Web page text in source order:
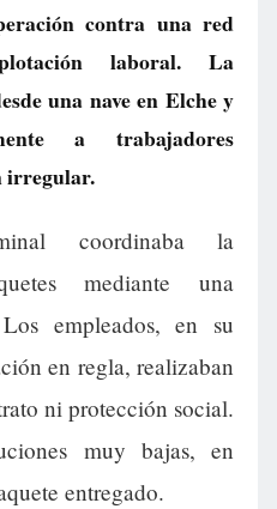
contra una red
laboral. La
una nave en Elche y
a trabajadores
irregular.
coordinaba la
mediante una
empleados, en su
en regla, realizaban
ni protección social.
muy bajas, en
entregado.